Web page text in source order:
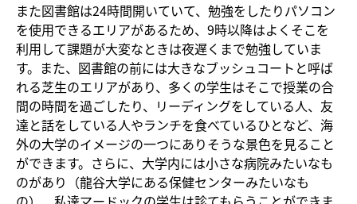
また図書館は24時間開いていて、勉強をしたりパソコン
を使用できるエリアがあるため、9時以降はよくそこを
利用して課題が大変なときは夜遅くまで勉強していま
す。また、図書館の前には大きなブッシュコートと呼ば
れる芝生のエリアがあり、多くの学生はそこで授業の合
間の時間を過ごしたり、リーディングをしている人、友
達と話をしている人やランチを食べているひとなど、海
外の大学のイメージの一つにありそうな景色を見ること
ができます。さらに、大学内には小さな病院みたいなも
のがあり（龍谷大学にある保健センターみたいなも